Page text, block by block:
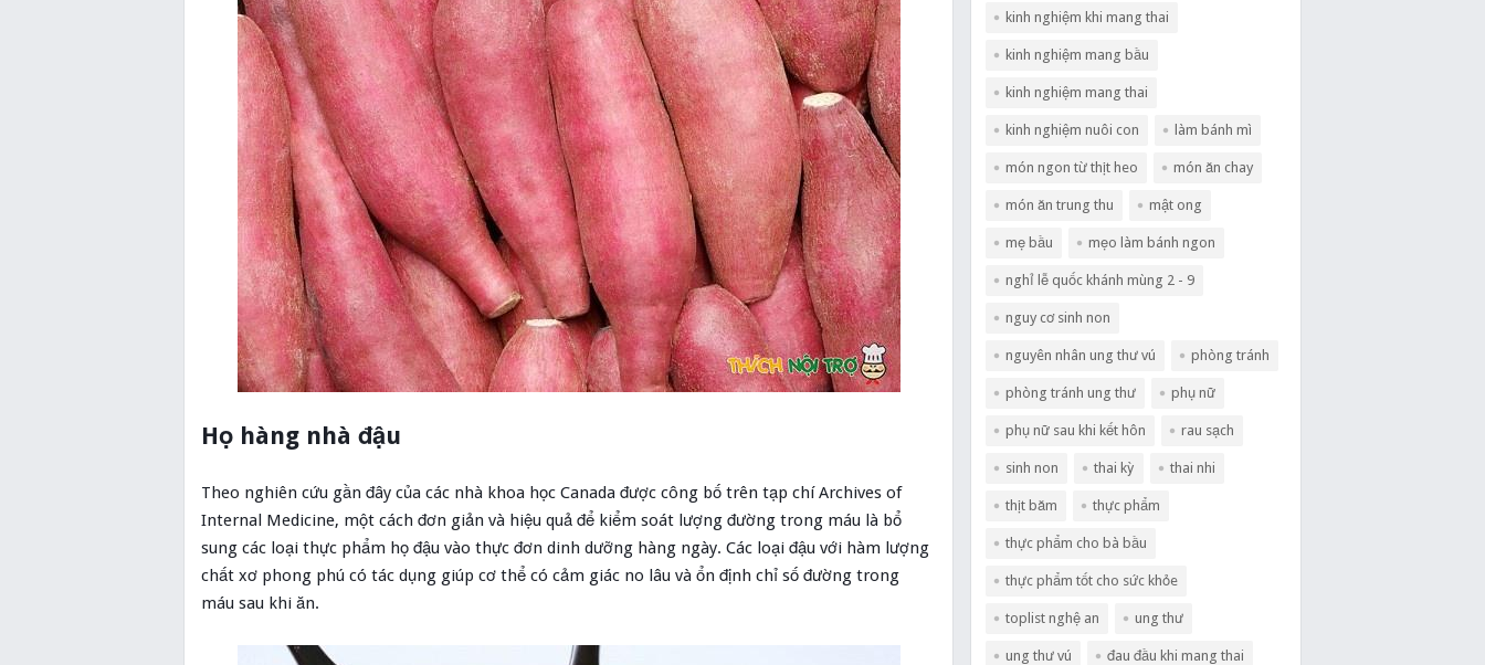
Họ hàng nhà đậu
Theo nghiên cứu gần đây của các nhà khoa học Canada được công bố trên tạp chí Archives of
Internal Medicine, một cách đơn giản và hiệu quả để kiểm soát lượng đường trong máu là bổ
sung các loại thực phẩm họ đậu vào thực đơn dinh dưỡng hàng ngày. Các loại đậu với hàm lượng
chất xơ phong phú có tác dụng giúp cơ thể có cảm giác no lâu và ổn định chỉ số đường trong
máu sau khi ăn.
kinh nghiệm khi mang thai
kinh nghiệm mang bầu
kinh nghiệm mang thai
kinh nghiệm nuôi con làm bánh mì
món ngon từ thịt heo món ăn chay
món ăn trung thu mật ong
mẹ bầu mẹo làm bánh ngon
nghỉ lễ quốc khánh mùng 2 - 9
nguy cơ sinh non
nguyên nhân ung thư vú phòng tránh
phòng tránh ung thư phụ nữ
phụ nữ sau khi kết hôn rau sạch
sinh non thai kỳ thai nhi
thịt băm thực phẩm
thực phẩm cho bà bầu
thực phẩm tốt cho sức khỏe
toplist nghệ an ung thư
ung thư vú đau đầu khi mang thai